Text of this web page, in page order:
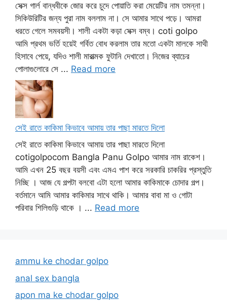
সেক্স গার্ল বান্ধবীকে জোর করে চুদে পোয়াতি করা মেয়েটির নাম তমন্না।
সিকিউরিটির জন্য পুরা নাম বললাম না। সে আমার সাথে পড়ে। আমরা
ধরতে গেলে সমবয়সী। শালী একটা কড়া সেক্স বম্ব। coti golpo
আমি প্রথম ভর্তি হয়েই গর্বিত বোধ করলাম তার মতো একটা মালকে সাথী
হিসাবে পেয়ে, যদিও শালী মারাত্মক ফুটানি দেখাতো। নিজের ব্যাচের
পোলাগুলোরে সে ... Read more
সেই রাতে কাকিমা কিভাবে আমায় তার পাছা মারতে দিলো
সেই রাতে কাকিমা কিভাবে আমায় তার পাছা মারতে দিলো
cotigolpocom Bangla Panu Golpo আমার নাম রাকেশ।
আমি এখন 25 বছর বয়সী এবং এমএ পাশ করে সরকারি চাকরির প্রস্তুতি
নিচ্ছি । আজ যে গল্পটা বলবো এটা হলো আমার কাকিমাকে চোদার গল্প।
বর্তমানে আমি আমার কাকিমার সাথে থাকি। আমার বাবা মা ও গোটা
পরিবার শিলিগুড়ি থাকে । ... Read more
ammu ke chodar golpo
anal sex bangla
apon ma ke chodar golpo